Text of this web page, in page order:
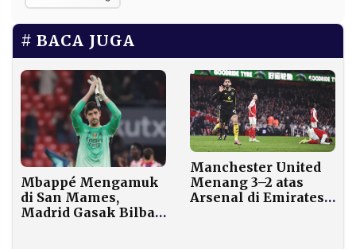
BACA JUGA
Mbappé Mengamuk
di San Mames,
Madrid Gasak Bilbao
Manchester United
Menang 3–2 atas
Arsenal di Emirates,